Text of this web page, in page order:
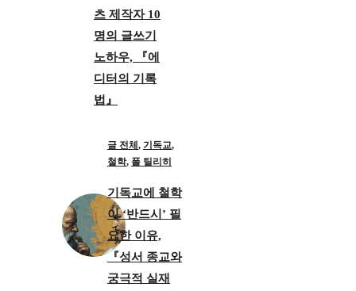
츠 제작자 10
명의 글쓰기
노하우, 『에
디터의 기록
법』
글 전체, 기독교,
철학, 폴 틸리히
기독교에 철학
이 ‘반드시’ 필
요한 이유,
『성서 종교와
궁극적 실재